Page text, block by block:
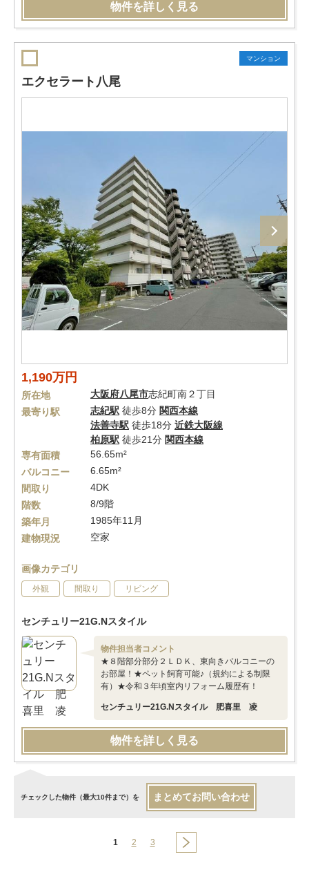
物件を詳しく見る
マンション
エクセラート八尾
1,190万円
所在地 大阪府八尾市志紀町南２丁目
最寄り駅
志紀駅 徒歩8分 関西本線
法善寺駅 徒歩18分 近鉄大阪線
柏原駅 徒歩21分 関西本線
専有面積
56.65m²
バルコニー
6.65m²
間取り
4DK
階数
8/9階
築年月
1985年11月
建物現況
空家
画像カテゴリ
外観 間取り リビング
センチュリー21G.Nスタイル
物件担当者コメント
★８階部分部分２ＬＤＫ、東向きバルコニーの
お部屋！★ペット飼育可能♪（規約による制限
有）★令和３年頃室内リフォーム履歴有！
センチュリー21G.Nスタイル 肥喜里 凌
物件を詳しく見る
チェックした物件（最大10件まで）を まとめてお問い合わせ
1 2 3